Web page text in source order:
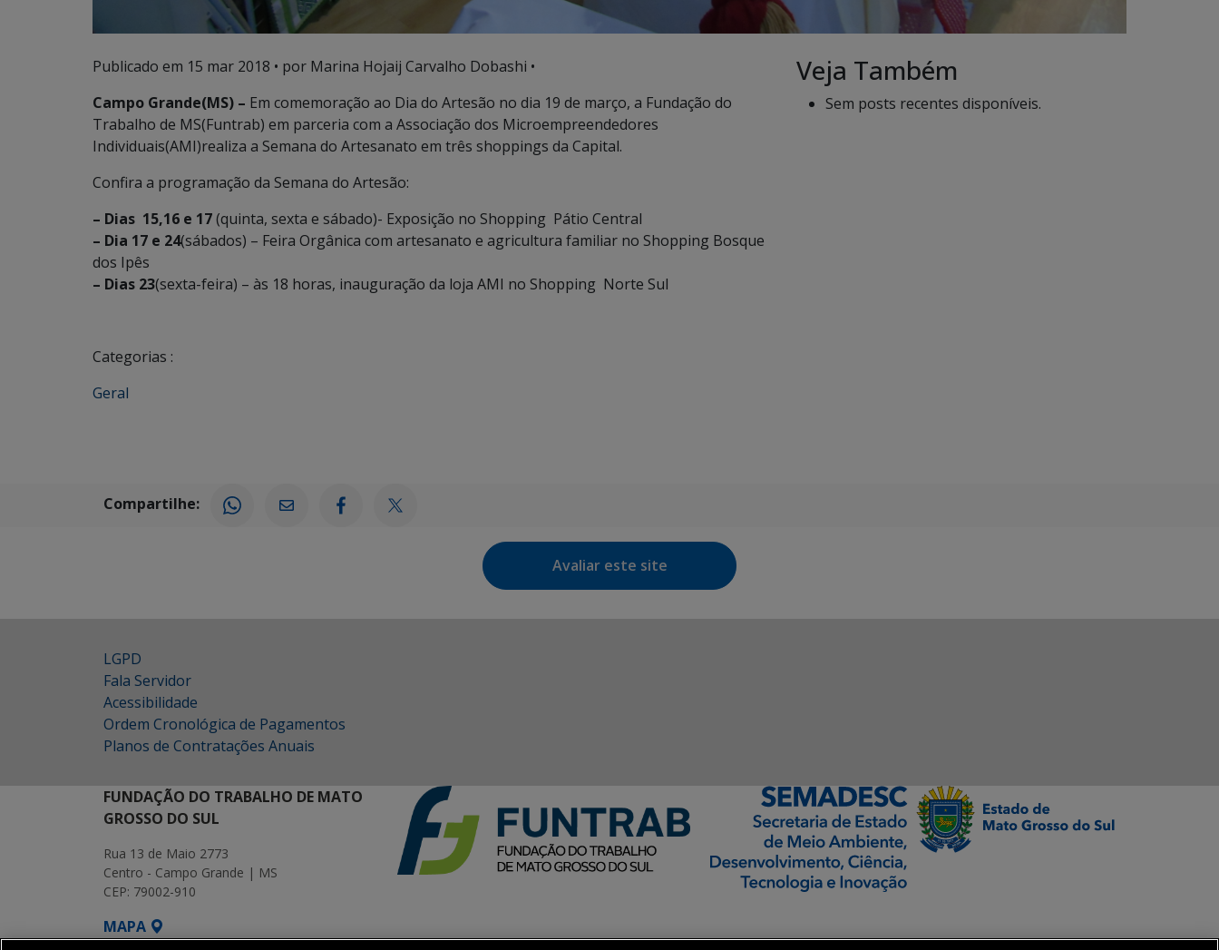
Publicado em 15 mar 2018 • por Marina Hojaij Carvalho Dobashi •
Campo Grande(MS) – Em comemoração ao Dia do Artesão no dia 19 de março, a Fundação do
Trabalho de MS(Funtrab) em parceria com a Associação dos Microempreendedores
Individuais(AMI)realiza a Semana do Artesanato em três shoppings da Capital.
Confira a programação da Semana do Artesão:
– Dias 15,16 e 17(quinta, sexta e sábado)- Exposição no Shopping Pátio Central
– Dia 17 e 24(sábados) – Feira Orgânica com artesanato e agricultura familiar no Shopping Bosque
dos Ipês
– Dias 23(sexta-feira) – às 18 horas, inauguração da loja AMI no Shopping Norte Sul
Categorias :
Geral
Veja Também
Sem posts recentes disponíveis.
Compartilhe:
Avaliar este site
LGPD
Fala Servidor
Acessibilidade
Ordem Cronológica de Pagamentos
Planos de Contratações Anuais
FUNDAÇÃO DO TRABALHO DE MATO
GROSSO DO SUL
Rua 13 de Maio 2773
Centro - Campo Grande | MS
CEP: 79002-910
MAPA